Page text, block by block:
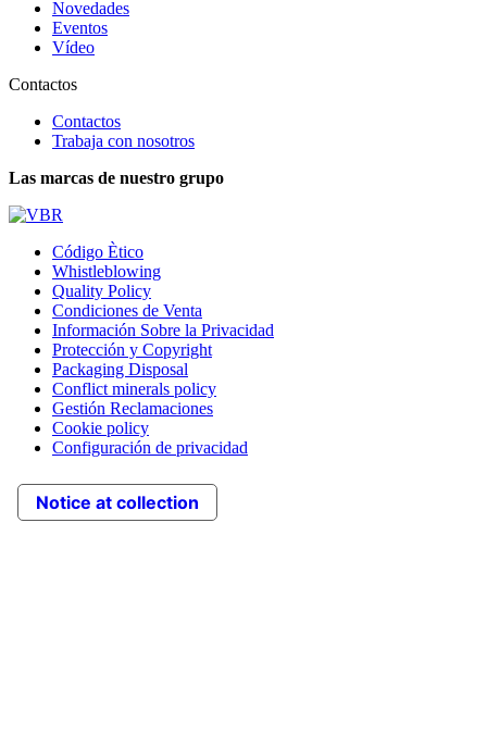
Novedades
Eventos
Vídeo
Contactos
Contactos
Trabaja con nosotros
Las marcas de nuestro grupo
Código Ètico
Whistleblowing
Quality Policy
Condiciones de Venta
Información Sobre la Privacidad
Protección y Copyright
Packaging Disposal
Conflict minerals policy
Gestión Reclamaciones
Cookie policy
Configuración de privacidad
Notice at collection